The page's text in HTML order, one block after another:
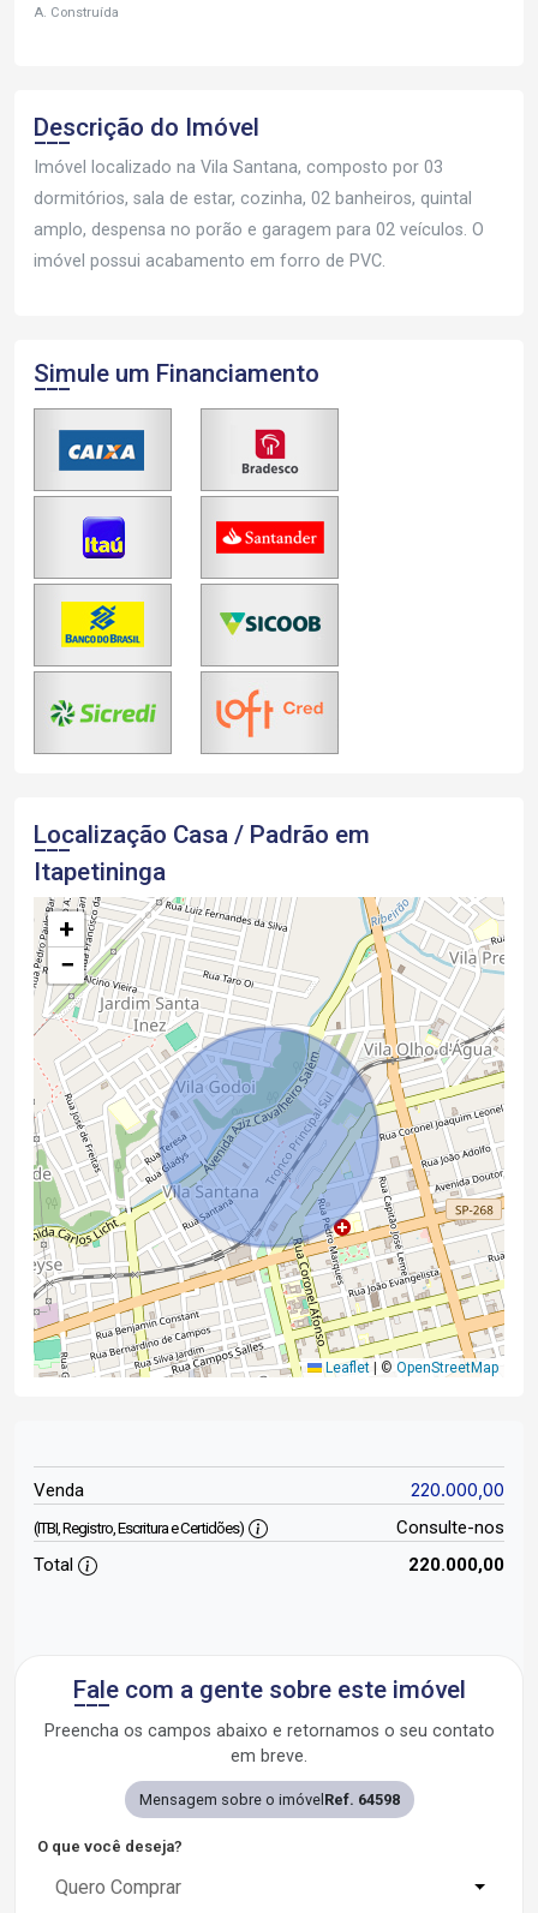
A. Construída
Descrição do Imóvel
Imóvel localizado na Vila Santana, composto por 03
dormitórios, sala de estar, cozinha, 02 banheiros, quintal
amplo, despensa no porão e garagem para 02 veículos. O
imóvel possui acabamento em forro de PVC.
Simule um Financiamento
Localização Casa / Padrão em
Itapetininga
+
−
Leaflet © OpenStreetMap
Venda 220.000,00
(ITBI, Registro, Escritura e Certidões)
Consulte-nos
Total
220.000,00
Fale com a gente sobre este imóvel
Preencha os campos abaixo e retornamos o seu contato
em breve.
Mensagem sobre o imóvel Ref. 64598
O que você deseja?
Quero Comprar